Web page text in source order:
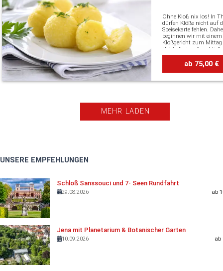
Ohne Kloß nix los! In
dürfen Klöße nicht auf
Speisekarte fehlen.
beginnen wir mit einem
Kloßgericht zum
Heichelheim.
Sie die Möglichkeit zum
kloßartigen
und
erwarten Sie. Wenn
Lichterkettenschein
ab 75,00 €
MEHR LADEN
UNSERE EMPFEHLUNGEN
Schloß Sanssouci und 7- Seen Rundfahrt
29.08.2026 ab
Jena mit Planetarium & Botanischer Garten
10.09.2026 ab